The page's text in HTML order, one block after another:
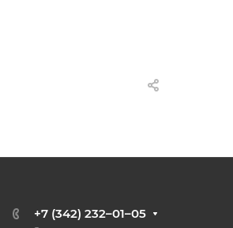
+7 (342) 232–01–05